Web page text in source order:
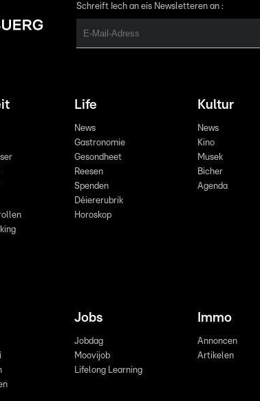
Schreift Iech an eis Newsletteren an :
Life
News
Gastronomie
Gesondheet
Reesen
Spenden
Déiererubrik
Horoskop
Kultur
News
Kino
Musek
Bicher
Agenda
Jobs
Jobdag
Moovijob
Lifelong Learning
Immo
Annoncen
Artikelen